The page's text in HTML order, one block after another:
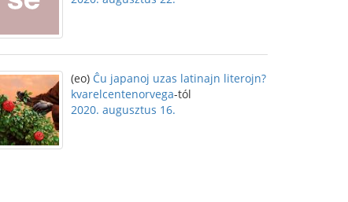
(eo) Ĉu japanoj uzas latinajn literojn?
kvarelcentenorvega-tól
2020. augusztus 16.